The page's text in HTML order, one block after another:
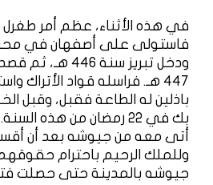
في هذه الأثناء، عظم أمر
ودخل تبريز سنة
447 هـ. فراسله قواد الأتراك
باذلين له الطاعة فقبل، وقبل
بك في 22 رمضان من هذه
أتى معه من جيوشه بعد أن
وللملك الرحيم باحترام
جيوشه بالمدينة حتى حصلت